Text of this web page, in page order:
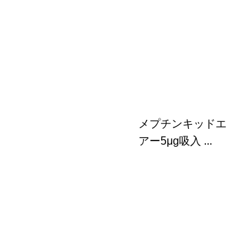
メプチンキッドエ
アー5μg吸入 ...